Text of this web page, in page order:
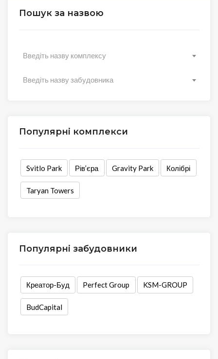
Пошук за назвою
Введіть назву комплексу
Введіть назву забудовника
Популярні комплекси
Svitlo Park Рів’єра Gravity Park Колібрі
Taryan Towers
Популярні забудовники
Креатор-Буд Perfect Group KSM-GROUP
BudCapital